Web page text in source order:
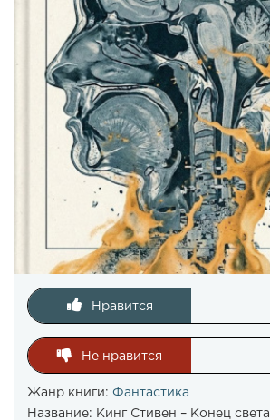
Нравится
Не нравится
Жанр книги: Фантастика
Название: Кинг Стивен – Конец света